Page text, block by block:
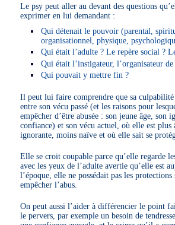
Le psy peut aller au devant des questions
exprimer en lui demandant :
Qui détenait le pouvoir (parental,
organisationnel, physique,
Qui était l’adulte ? Le repère social ?
Qui était l’instigateur, l’organisateur de
Qui pouvait y mettre fin ?
Il peut lui faire comprendre que sa culpabilité
entre son vécu passé (et les raisons pour
empêcher d’être abusée : son jeune âge, son
confiance) et son vécu actuel, où elle est plus
ignorante, moins naïve et où elle sait se
Elle se croit coupable parce qu’elle regarde
avec les yeux de l’adulte avertie qu’elle est
l’époque, elle ne possédait pas les
empêcher l’abus.
On peut aussi l’aider à différencier le point
le pervers, par exemple un besoin de